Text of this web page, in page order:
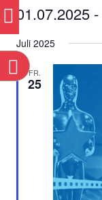
01.07.2025 -
Datum
wählen.
Juli 2025
FR.
25